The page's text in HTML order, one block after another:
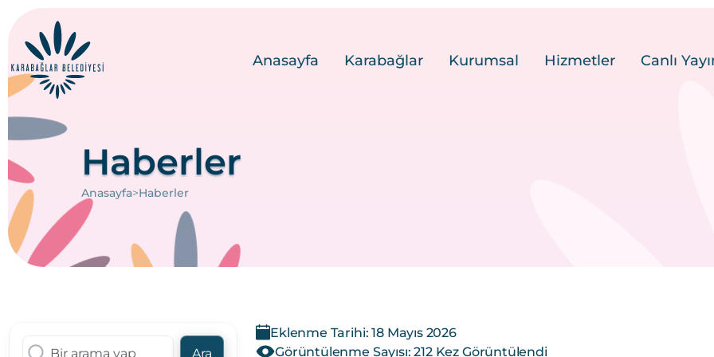
Anasayfa Karabağlar Kurumsal Hizmetler Canlı
Haberler
Anasayfa>Haberler
Ara
Eklenme Tarihi: 18 Mayıs 2026
Görüntülenme Sayısı: 212 Kez Görüntülendi